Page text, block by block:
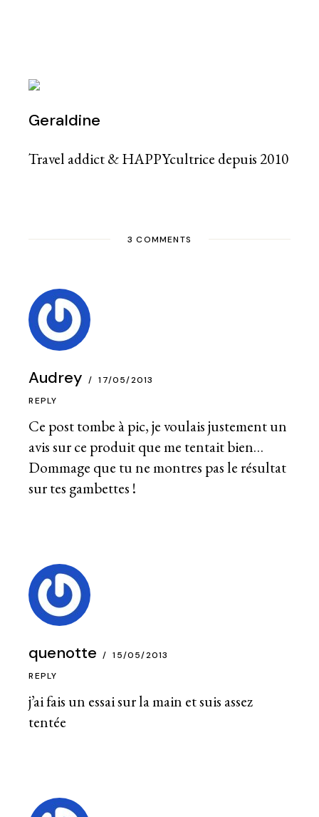
Geraldine
Travel addict & HAPPYcultrice depuis 2010
3 COMMENTS
Audrey 17/05/2013
Ce post tombe à pic, je voulais justement un
avis sur ce produit que me tentait bien…
Dommage que tu ne montres pas le résultat
sur tes gambettes !
REPLY
quenotte 15/05/2013
j’ai fais un essai sur la main et suis assez
tentée
REPLY